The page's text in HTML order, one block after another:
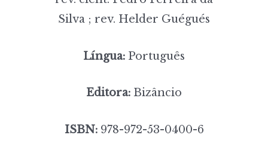
Silva ; rev. Helder Guégués
Língua: Português
Editora: Bizâncio
ISBN:978-972-53-0400-6